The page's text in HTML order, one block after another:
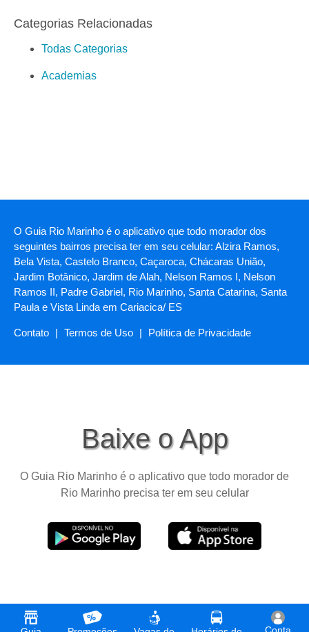
Categorias Relacionadas
Todas Categorias
Academias
O Guia Rio Marinho é o aplicativo que todo morador dos
seguintes bairros precisa ter em seu celular: Alzira Ramos,
Bela Vista, Castelo Branco, Caçaroca, Chácaras União,
Jardim Botânico, Jardim de Alah, Nelson Ramos I, Nelson
Ramos II, Padre Gabriel, Rio Marinho, Santa Catarina, Santa
Paula e Vista Linda em Cariacica/ ES
Contato | Termos de Uso | Política de Privacidade
Baixe o App
O Guia Rio Marinho é o aplicativo que todo morador de
Rio Marinho precisa ter em seu celular